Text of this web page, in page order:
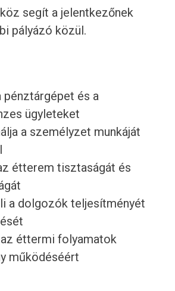
segít a jelentkezőnek
pályázó közül.
pénztárgépet és a
ügyleteket
a személyzet munkáját
étterem tisztaságát és
a dolgozók teljesítményét
éttermi folyamatok
működéséért